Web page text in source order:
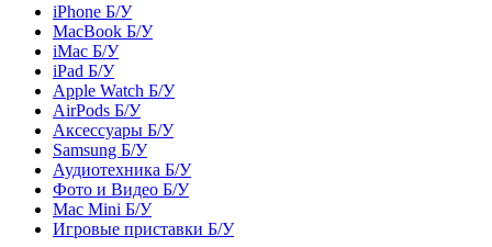
iPhone Б/У
MacBook Б/У
iMac Б/У
iPad Б/У
Apple Watch Б/У
AirPods Б/У
Аксессуары Б/У
Samsung Б/У
Аудиотехника Б/У
Фото и Видео Б/У
Mac Mini Б/У
Игровые приставки Б/У